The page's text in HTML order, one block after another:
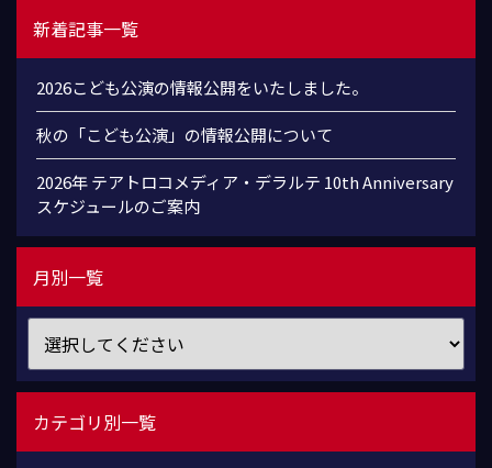
新着記事一覧
2026こども公演の情報公開をいたしました。
秋の「こども公演」の情報公開について
2026年 テアトロコメディア・デラルテ 10th Anniversary
スケジュールのご案内
月別一覧
カテゴリ別一覧